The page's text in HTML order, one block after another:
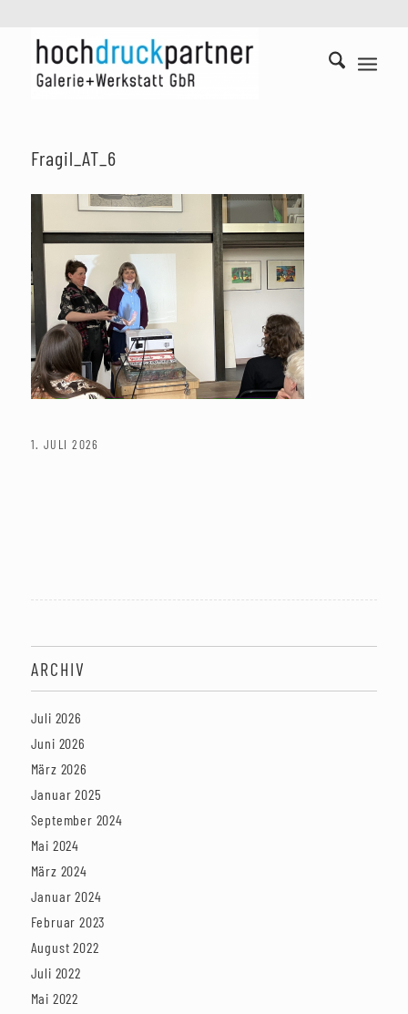
Fragil_AT_6
1. JULI 2026
ARCHIV
Juli 2026
Juni 2026
März 2026
Januar 2025
September 2024
Mai 2024
März 2024
Januar 2024
Februar 2023
August 2022
Juli 2022
Mai 2022